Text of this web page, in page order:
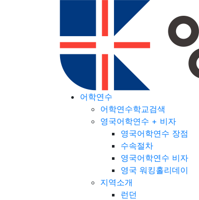
어학연수
어학연수학교검색
영국어학연수 + 비자
영국어학연수 장점
수속절차
영국어학연수 비자
영국 워킹홀리데이
지역소개
런던